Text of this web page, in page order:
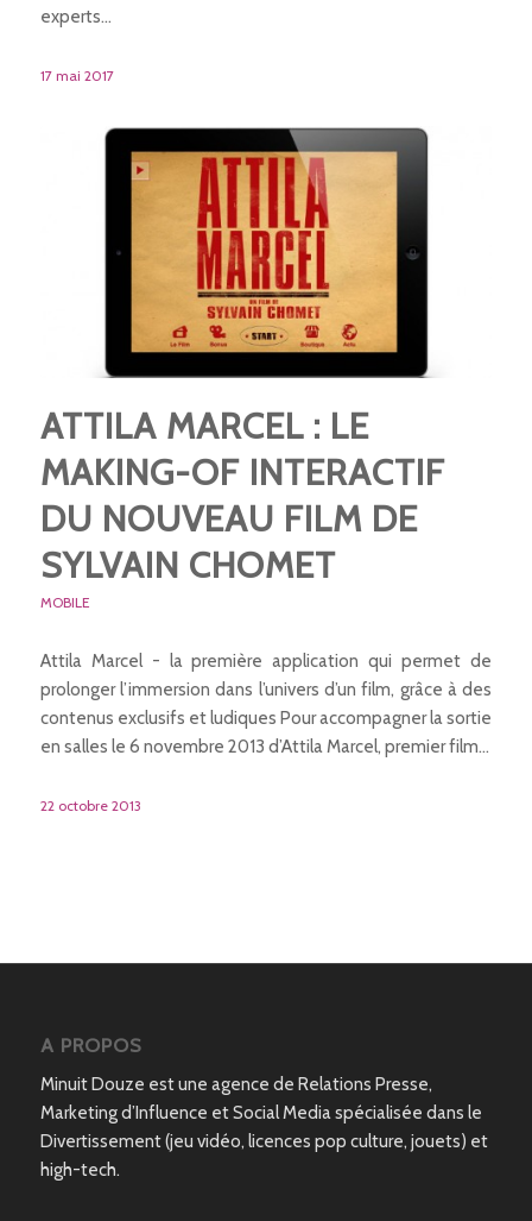
experts…
17 mai 2017
ATTILA MARCEL : LE
MAKING-OF INTERACTIF
DU NOUVEAU FILM DE
SYLVAIN CHOMET
MOBILE
Attila Marcel - la première application qui permet de
prolonger l’immersion dans l’univers d’un film, grâce à des
contenus exclusifs et ludiques Pour accompagner la sortie
en salles le 6 novembre 2013 d’Attila Marcel, premier film…
22 octobre 2013
A PROPOS
Minuit Douze est une agence de Relations Presse,
Marketing d’Influence et Social Media spécialisée dans le
Divertissement (jeu vidéo, licences pop culture, jouets) et
high-tech.